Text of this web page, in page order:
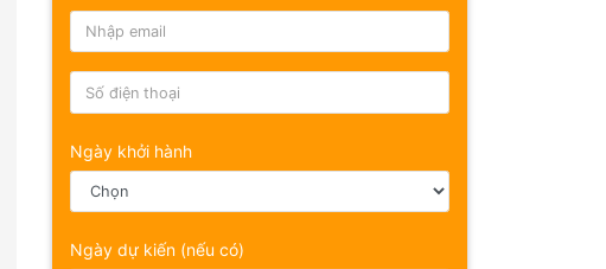
Ngày khởi hành
Ngày dự kiến (nếu có)